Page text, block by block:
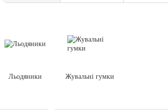
Льодяники Жувальні гумки